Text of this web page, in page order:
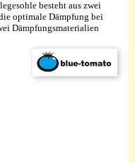
besteht aus zwei
optimale Dämpfung bei
Dämpfungsmaterialien